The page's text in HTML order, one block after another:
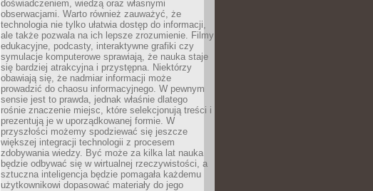
doświadczeniem, wiedzą oraz własnymi
obserwacjami. Warto również zauważyć, że
technologia nie tylko ułatwia dostęp do informacji,
ale także pozwala na ich lepsze zrozumienie. Filmy
edukacyjne, podcasty, interaktywne grafiki czy
symulacje komputerowe sprawiają, że nauka staje
się bardziej atrakcyjna i przystępna. Niektórzy
obawiają się, że nadmiar informacji może
prowadzić do chaosu informacyjnego. W pewnym
sensie jest to prawda, jednak właśnie dlatego
rośnie znaczenie miejsc, które selekcjonują treści i
prezentują je w uporządkowanej formie. W
przyszłości możemy spodziewać się jeszcze
większej integracji technologii z procesem
zdobywania wiedzy. Być może za kilka lat nauka
będzie odbywać się w wirtualnej rzeczywistości, a
sztuczna inteligencja będzie pomagała każdemu
użytkownikowi dopasować materiały do jego